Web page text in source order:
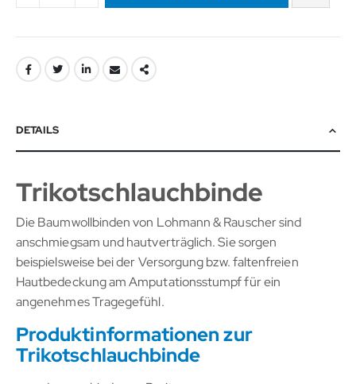
DETAILS
Trikotschlauchbinde
Die Baumwollbinden von Lohmann & Rauscher sind
anschmiegsam und hautverträglich. Sie sorgen
beispielsweise bei der Versorgung bzw. faltenfreien
Hautbedeckung am Amputationsstumpf für ein
angenehmes Tragegefühl.
Produktinformationen zur
Trikotschlauchbinde